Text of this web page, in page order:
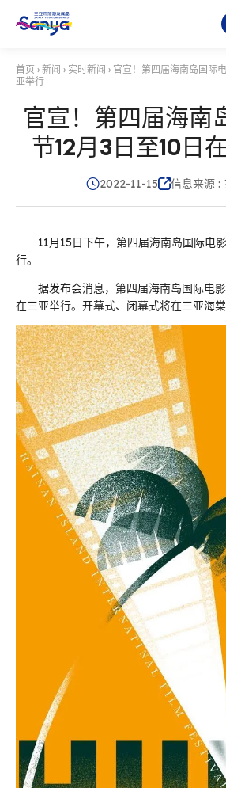
首页 › 新闻 › 实时新闻 › 官宣！第四届海南岛国际
亚举行
官宣！第四届海南
节12月3日至10日
2022-11-15 信息来源 :
11月15日下午，第四届海南岛国际电
行。
据发布会消息，第四届海南岛国际电影
在三亚举行。开幕式、闭幕式将在三亚海棠